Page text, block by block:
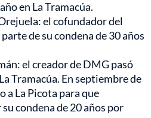
en La Tramacúa.
el cofundador del
de su condena de 30 años
el creador de DMG pasó
Tramacúa. En septiembre de
a La Picota para que
condena de 20 años por